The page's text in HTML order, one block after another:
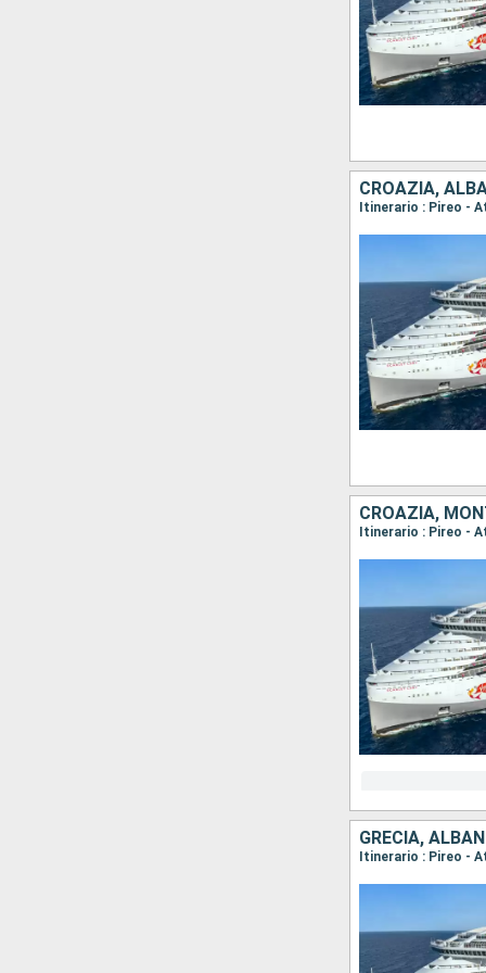
CROAZIA,
Itinerario : Pireo -
CROAZIA,
Itinerario : Pireo -
GRECIA,
Itinerario : Pireo -